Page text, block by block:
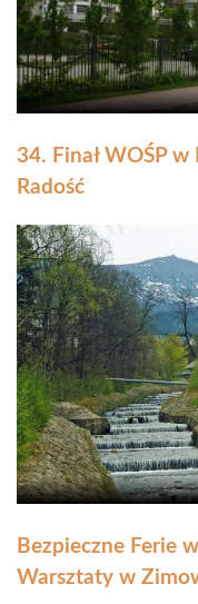
34. Finał WOŚP
Radość
Bezpieczne Ferie
Warsztaty w